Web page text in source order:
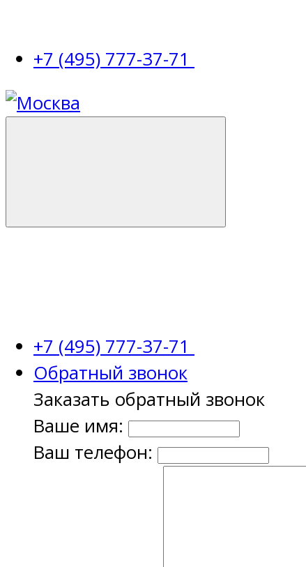
+7 (495) 777-37-71
+7 (495) 777-37-71
Обратный звонок
Заказать обратный звонок
Ваше имя:
Ваш телефон: